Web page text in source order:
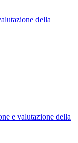
della
e valutazione della